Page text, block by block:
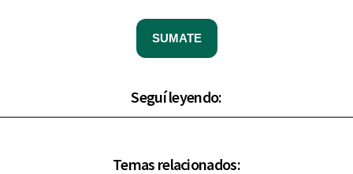
SUMATE
Seguí leyendo:
Temas relacionados: